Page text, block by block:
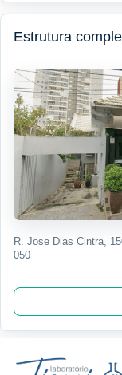
Estrutura
R. Jose Dias Cintra,
050